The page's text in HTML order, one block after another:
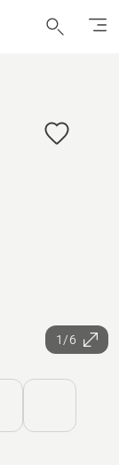
1/6